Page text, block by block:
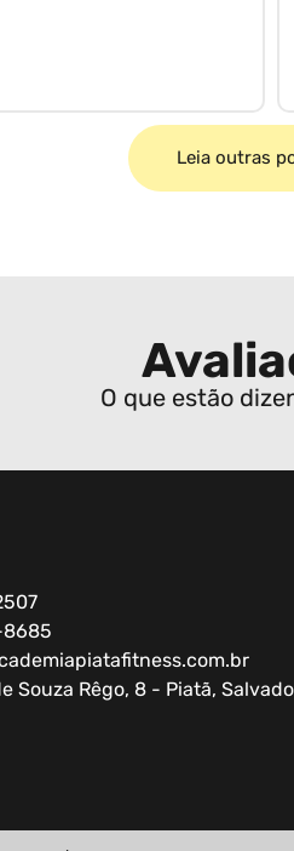
Leia outras
O que estão
8685
Souza Rêgo, 8 - Piatã,